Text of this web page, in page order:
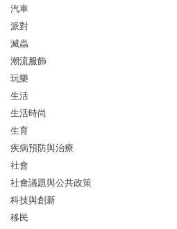
汽車
派對
滅蟲
潮流服飾
玩樂
生活
生活時尚
生育
疾病預防與治療
社會
社會議題與公共政策
科技與創新
移民